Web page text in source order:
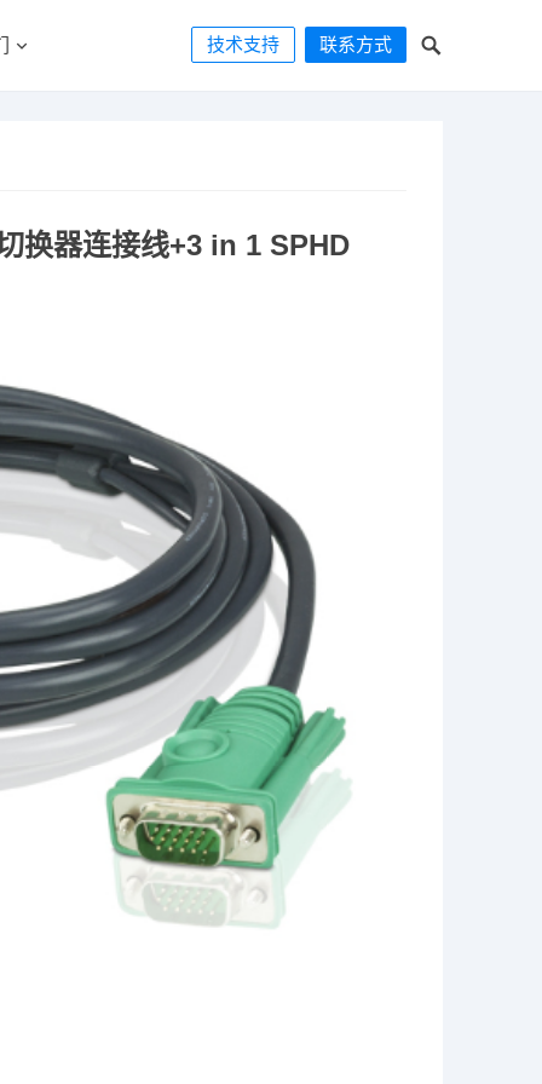
技术支持 联系方式
换器连接线+3 in 1 SPHD